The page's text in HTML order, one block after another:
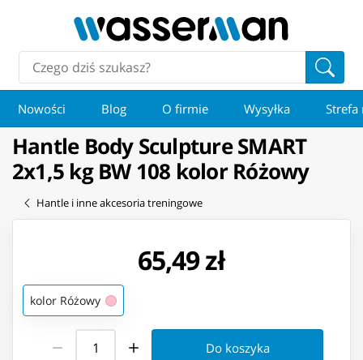
Nowości Blog O firmie Wysyłka Strefa
Hantle Body Sculpture SMART
2x1,5 kg BW 108 kolor Różowy
Hantle i inne akcesoria treningowe
65,49 zł
kolor Różowy
Do koszyka